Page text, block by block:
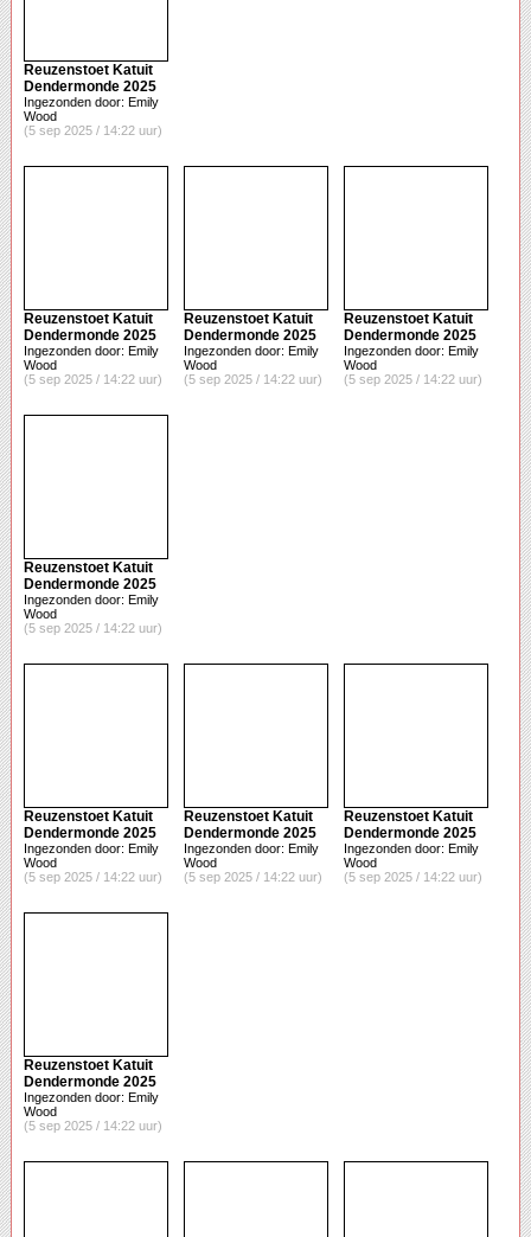
Reuzenstoet Katuit
Dendermonde 2025
Ingezonden door: Emily
Wood
(5 sep 2025 / 14:22 uur)
Reuzenstoet Katuit
Dendermonde 2025
Ingezonden door: Emily
Wood
(5 sep 2025 / 14:22 uur)
Reuzenstoet Katuit
Dendermonde 2025
Ingezonden door: Emily
Wood
(5 sep 2025 / 14:22 uur)
Reuzenstoet Katuit
Dendermonde 2025
Ingezonden door: Emily
Wood
(5 sep 2025 / 14:22 uur)
Reuzenstoet Katuit
Dendermonde 2025
Ingezonden door: Emily
Wood
(5 sep 2025 / 14:22 uur)
Reuzenstoet Katuit
Dendermonde 2025
Ingezonden door: Emily
Wood
(5 sep 2025 / 14:22 uur)
Reuzenstoet Katuit
Dendermonde 2025
Ingezonden door: Emily
Wood
(5 sep 2025 / 14:22 uur)
Reuzenstoet Katuit
Dendermonde 2025
Ingezonden door: Emily
Wood
(5 sep 2025 / 14:22 uur)
Reuzenstoet Katuit
Dendermonde 2025
Ingezonden door: Emily
Wood
(5 sep 2025 / 14:22 uur)